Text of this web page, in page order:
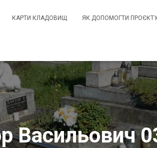
КАРТИ КЛАДОВИЩ ЯК ДОПОМОГТИ
Васильович